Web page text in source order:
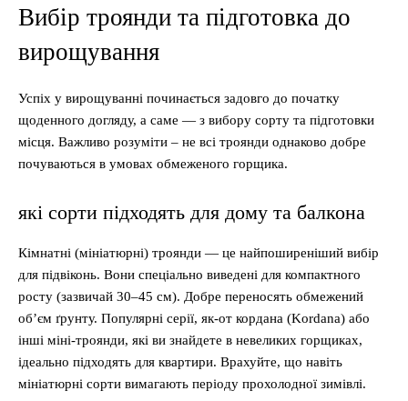
Вибір троянди та підготовка до
вирощування
Успіх у вирощуванні починається задовго до початку
щоденного догляду, а саме — з вибору сорту та підготовки
місця. Важливо розуміти – не всі троянди однаково добре
почуваються в умовах обмеженого горщика.
які сорти підходять для дому та балкона
Кімнатні (мініатюрні) троянди — це найпоширеніший вибір
для підвіконь. Вони спеціально виведені для компактного
росту (зазвичай 30–45 см). Добре переносять обмежений
об’єм ґрунту. Популярні серії, як-от кордана (Kordana) або
інші міні-троянди, які ви знайдете в невеликих горщиках,
ідеально підходять для квартири. Врахуйте, що навіть
мініатюрні сорти вимагають періоду прохолодної зимівлі.